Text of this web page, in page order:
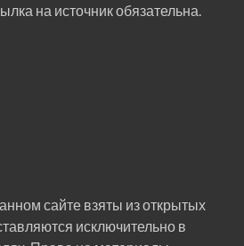
на источник обязательна.
сайте взяты из открытых
исключительно в